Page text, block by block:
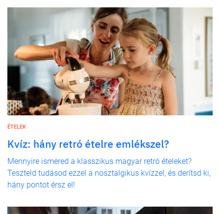
ÉTELEK
Kvíz: hány retró ételre emlékszel?
Mennyire ismered a klasszikus magyar retró ételeket?
Teszteld tudásod ezzel a nosztalgikus kvízzel, és derítsd ki,
hány pontot érsz el!